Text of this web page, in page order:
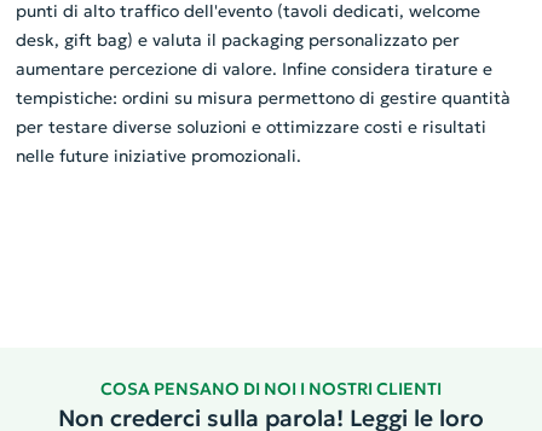
punti di alto traffico dell'evento (tavoli dedicati, welcome
desk, gift bag) e valuta il packaging personalizzato per
aumentare percezione di valore. Infine considera tirature e
tempistiche: ordini su misura permettono di gestire quantità
per testare diverse soluzioni e ottimizzare costi e risultati
nelle future iniziative promozionali.
COSA PENSANO DI NOI I NOSTRI CLIENTI
Non crederci sulla parola! Leggi le loro